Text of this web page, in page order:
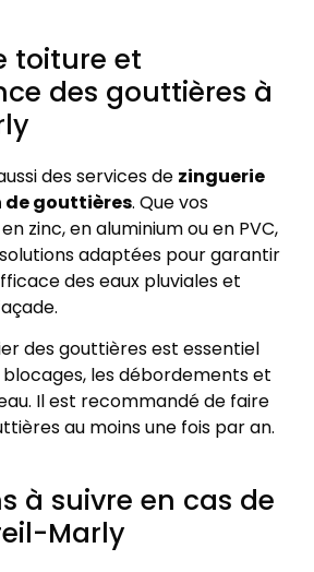
toiture et
des gouttières à
des services de zinguerie
gouttières. Que vos
zinc, en aluminium ou en PVC,
adaptées pour garantir
des eaux pluviales et
des gouttières est essentiel
les débordements et
Il est recommandé de faire
au moins une fois par an.
à suivre en cas de
Marly